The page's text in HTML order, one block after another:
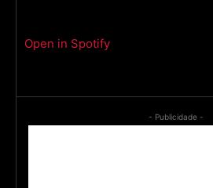
Open in Spotify
- Publicidade -